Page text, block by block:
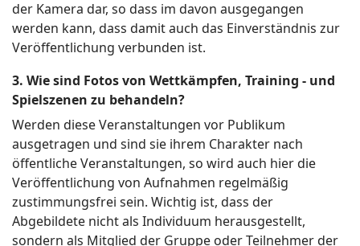
der Kamera dar, so dass im davon ausgegangen
werden kann, dass damit auch das Einverständnis zur
Veröffentlichung verbunden ist.
3. Wie sind Fotos von Wettkämpfen, Training - und
Spielszenen zu behandeln?
Werden diese Veranstaltungen vor Publikum
ausgetragen und sind sie ihrem Charakter nach
öffentliche Veranstaltungen, so wird auch hier die
Veröffentlichung von Aufnahmen regelmäßig
zustimmungsfrei sein. Wichtig ist, dass der
Abgebildete nicht als Individuum herausgestellt,
sondern als Mitglied der Gruppe oder Teilnehmer der